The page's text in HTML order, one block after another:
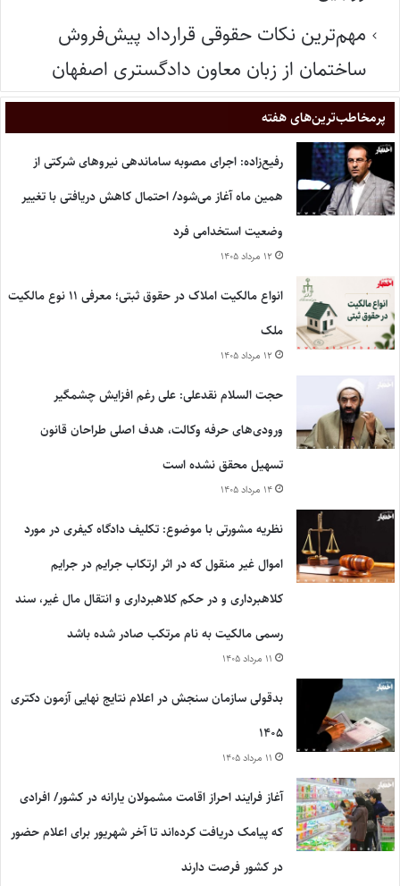
مهم‌ترین نکات حقوقی قرارداد پیش‌فروش
ساختمان از زبان معاون دادگستری اصفهان
پر‌مخاطب‌ترین‌های هفته
رفیع‌زاده: اجرای مصوبه ساماندهی نیروهای شرکتی از
همین ماه آغاز می‌شود/ احتمال کاهش دریافتی با تغییر
وضعیت استخدامی فرد
۱۲ مرداد ۱۴۰۵
انواع مالکیت املاک در حقوق ثبتی؛ معرفی ۱۱ نوع مالکیت
ملک
۱۲ مرداد ۱۴۰۵
حجت السلام نقدعلی: علی رغم افزایش چشمگیر
ورودی‌های حرفه وکالت، هدف اصلی طراحان قانون
تسهیل محقق نشده است
۱۴ مرداد ۱۴۰۵
نظریه مشورتی با موضوع: تکلیف دادگاه کیفری در مورد
اموال غیر منقول که در اثر ارتکاب جرایم در جرایم
کلاهبرداری و در حکم کلاهبرداری و انتقال مال غیر، سند
رسمی مالکیت به نام مرتکب صادر شده باشد
۱۱ مرداد ۱۴۰۵
بدقولی سازمان سنجش در اعلام نتایج نهایی آزمون دکتری
۱۴۰۵
۱۱ مرداد ۱۴۰۵
آغاز فرایند احراز اقامت مشمولان یارانه در کشور/ افرادی
که پیامک دریافت کرده‌اند تا آخر شهریور برای اعلام حضور
در کشور فرصت دارند